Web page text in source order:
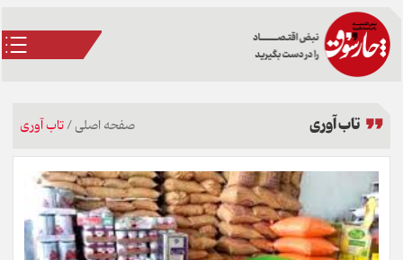
تاب آوری صفحه اصلی/تاب آوری